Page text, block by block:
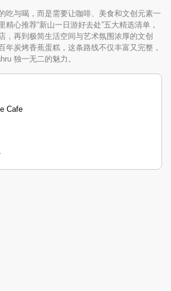
吃与喝，而是需要让咖啡、美食和文创元素一
精心推荐“新山一日游好去处”五大精选清单，
，再到极简生活空间与艺术氛围浓厚的文创
年炭烤香蕉蛋糕，这条路线不仅丰富又完整，
独一无二的魅力。
Cafe